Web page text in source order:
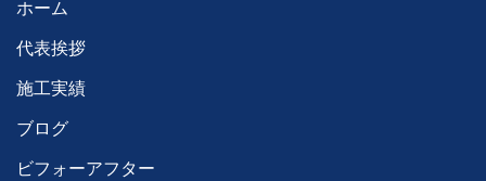
ホーム
代表挨拶
施工実績
ブログ
ビフォーアフター